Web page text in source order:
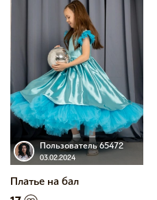
Пользователь 65472
03.02.2024
Платье на бал